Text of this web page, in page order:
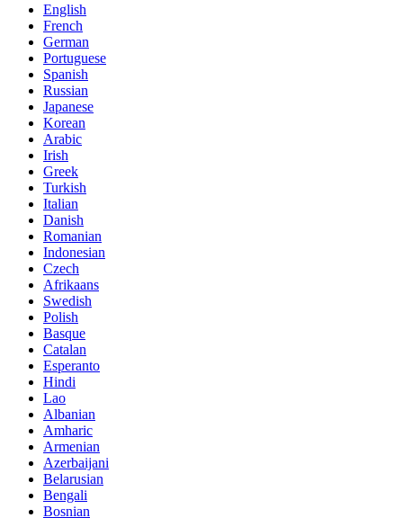
English
French
German
Portuguese
Spanish
Russian
Japanese
Korean
Arabic
Irish
Greek
Turkish
Italian
Danish
Romanian
Indonesian
Czech
Afrikaans
Swedish
Polish
Basque
Catalan
Esperanto
Hindi
Lao
Albanian
Amharic
Armenian
Azerbaijani
Belarusian
Bengali
Bosnian